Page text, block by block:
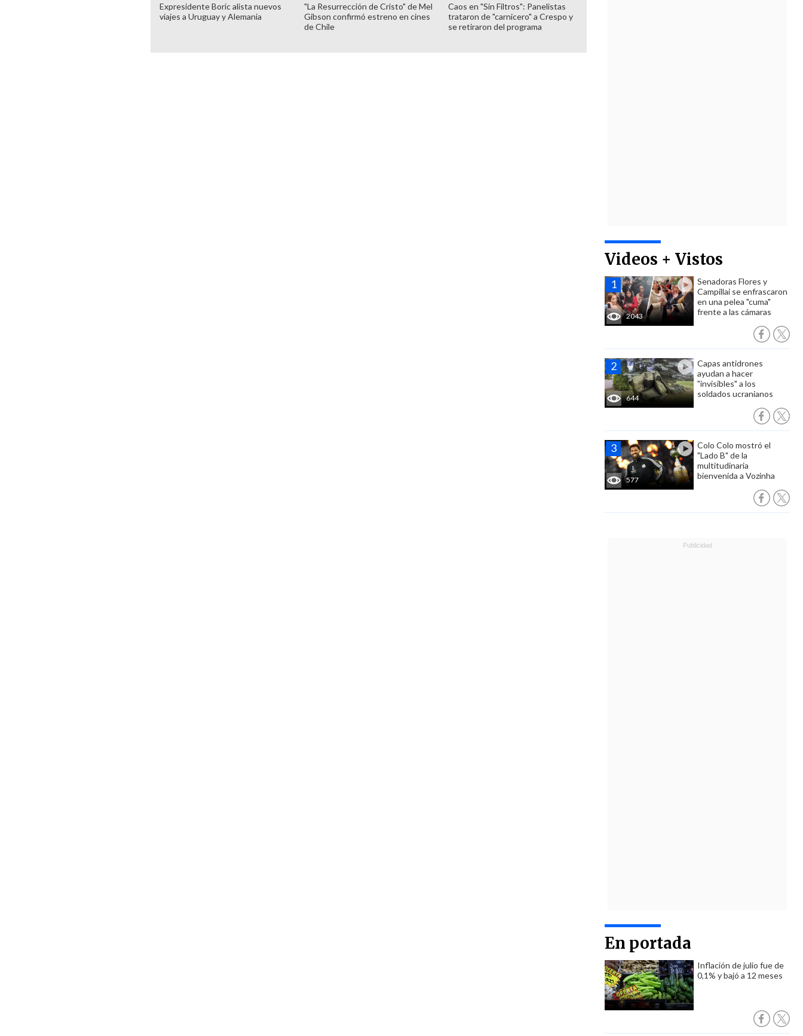
Videos + Vistos
2043
Senadoras Flores y
Campillai se enfrascaron
en una pelea "cuma"
frente a las cámaras
644
Capas antidrones
ayudan a hacer
"invisibles" a los
soldados ucranianos
577
Colo Colo mostró el
"Lado B" de la
multitudinaria
bienvenida a Vozinha
En portada
Inflación de julio fue de
0,1% y bajó a 12 meses
Expresidente Boric alista nuevos
viajes a Uruguay y Alemania
"La Resurrección de Cristo" de Mel
Gibson confirmó estreno en cines
de Chile
Caos en "Sin Filtros": Panelistas
trataron de "carnicero" a Crespo y
se retiraron del programa